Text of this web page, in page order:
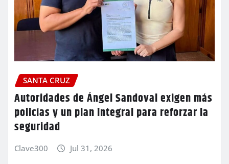
SANTA CRUZ
Autoridades de Ángel Sandoval exigen más
policías y un plan integral para reforzar la
seguridad
Clave300 Jul 31, 2026